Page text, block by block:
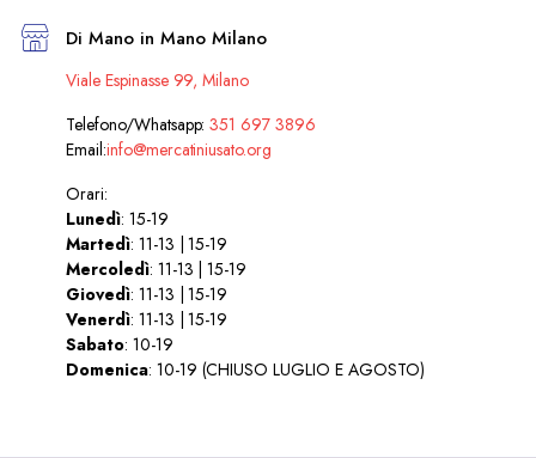
Di Mano in Mano Milano
Viale Espinasse 99, Milano
Telefono/Whatsapp:351 697 3896
Email:info@mercatiniusato.org
Orari:
Lunedì: 15-19
Martedì: 11-13 | 15-19
Mercoledì: 11-13 | 15-19
Giovedì: 11-13 | 15-19
Venerdì: 11-13 | 15-19
Sabato: 10-19
Domenica: 10-19 (CHIUSO LUGLIO E AGOSTO)